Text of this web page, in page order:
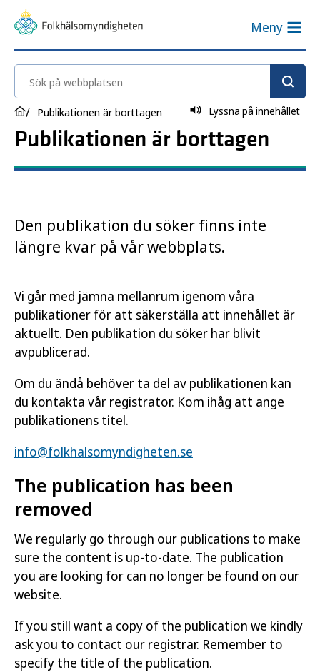
Meny
Sök på webbplatsen
Publikationen är borttagen Lyssna på innehållet
Publikationen är borttagen
Den publikation du söker finns inte
längre kvar på vår webbplats.
Vi går med jämna mellanrum igenom våra
publikationer för att säkerställa att innehållet är
aktuellt. Den publikation du söker har blivit
avpublicerad.
Om du ändå behöver ta del av publikationen kan
du kontakta vår registrator. Kom ihåg att ange
publikationens titel.
info@folkhalsomyndigheten.se
The publication has been
removed
We regularly go through our publications to make
sure the content is up-to-date. The publication
you are looking for can no longer be found on our
website.
If you still want a copy of the publication we kindly
ask you to contact our registrar. Remember to
specify the title of the publication.